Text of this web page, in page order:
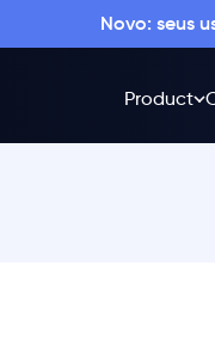
Novo: seus
Product